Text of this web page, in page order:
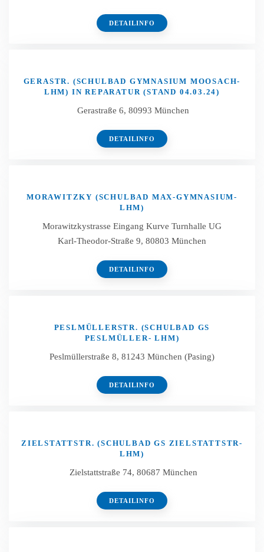
DETAILINFO
GERASTR. (SCHULBAD GYMNASIUM MOOSACH-
LHM) IN REPARATUR (STAND 04.03.24)
Gerastraße 6, 80993 München
DETAILINFO
MORAWITZKY (SCHULBAD MAX-GYMNASIUM-
LHM)
Morawitzkystrasse Eingang Kurve Turnhalle UG
Karl-Theodor-Straße 9, 80803 München
DETAILINFO
PESLMÜLLERSTR. (SCHULBAD GS
PESLMÜLLER- LHM)
Peslmüllerstraße 8, 81243 München (Pasing)
DETAILINFO
ZIELSTATTSTR. (SCHULBAD GS ZIELSTATTSTR-
LHM)
Zielstattstraße 74, 80687 München
DETAILINFO